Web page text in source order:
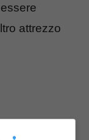
attrezzo